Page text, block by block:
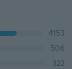
4153
506
322